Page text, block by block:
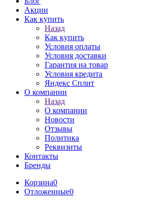
Акции
Как купить
Назад
Как купить
Условия оплаты
Условия доставки
Гарантия на товар
Условия кредита
Яндекс Сплит
О компании
Назад
О компании
Новости
Отзывы
Политика
Реквизиты
Контакты
Бренды
Корзина0
Отложенные0